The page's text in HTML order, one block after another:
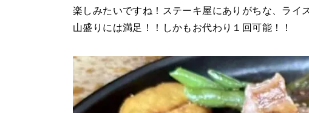
楽しみたいですね！ステーキ屋にありがちな、ライ
山盛りには満足！！しかもお代わり１回可能！！